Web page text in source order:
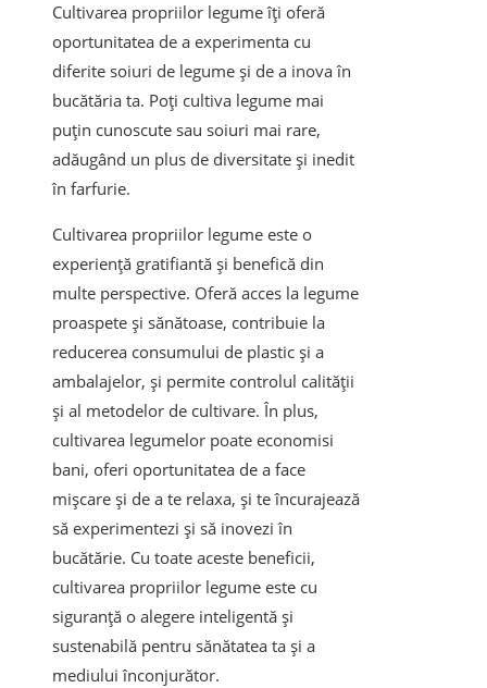
Cultivarea propriilor legume îți oferă
oportunitatea de a experimenta cu
diferite soiuri de legume și de a inova în
bucătăria ta. Poți cultiva legume mai
puțin cunoscute sau soiuri mai rare,
adăugând un plus de diversitate și inedit
în farfurie.
Cultivarea propriilor legume este o
experiență gratifiantă și benefică din
multe perspective. Oferă acces la legume
proaspete și sănătoase, contribuie la
reducerea consumului de plastic și a
ambalajelor, și permite controlul calității
și al metodelor de cultivare. În plus,
cultivarea legumelor poate economisi
bani, oferi oportunitatea de a face
mișcare și de a te relaxa, și te încurajează
să experimentezi și să inovezi în
bucătărie. Cu toate aceste beneficii,
cultivarea propriilor legume este cu
siguranță o alegere inteligentă și
sustenabilă pentru sănătatea ta și a
mediului înconjurător.